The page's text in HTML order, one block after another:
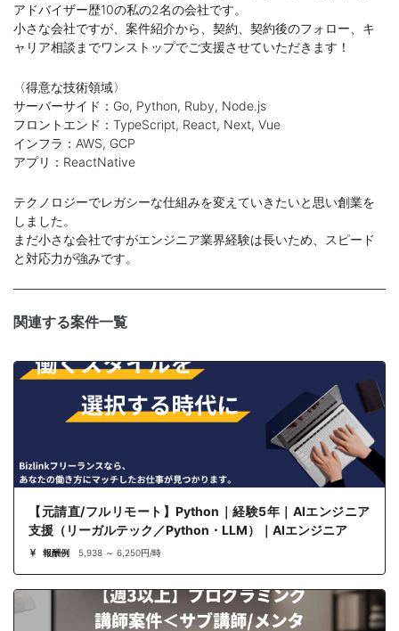
アドバイザー歴10の私の2名の会社です。
小さな会社ですが、案件紹介から、契約、契約後のフォロー、キ
ャリア相談までワンストップでご支援させていただきます！
〈得意な技術領域〉
サーバーサイド：Go, Python, Ruby, Node.js
フロントエンド：TypeScript, React, Next, Vue
インフラ：AWS, GCP
アプリ：ReactNative
テクノロジーでレガシーな仕組みを変えていきたいと思い創業を
しました。
まだ小さな会社ですがエンジニア業界経験は長いため、スピード
と対応力が強みです。
関連する案件一覧
【元請直/フルリモート】Python｜経験5年｜AIエンジニア
支援（リーガルテック／Python・LLM）｜AIエンジニア
報酬例 5,938 ～ 6,250円/時